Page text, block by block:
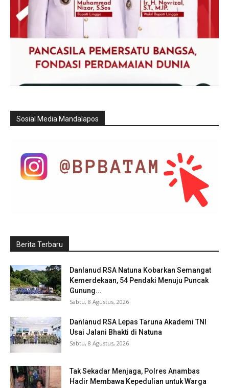
Sosial Media Mandalapos
Berita Terbaru
Danlanud RSA Natuna Kobarkan Semangat
Kemerdekaan, 54 Pendaki Menuju Puncak
Gunung...
Sabtu, 8 Agustus, 2026
Danlanud RSA Lepas Taruna Akademi TNI
Usai Jalani Bhakti di Natuna
Sabtu, 8 Agustus, 2026
Tak Sekadar Menjaga, Polres Anambas
Hadir Membawa Kepedulian untuk Warga